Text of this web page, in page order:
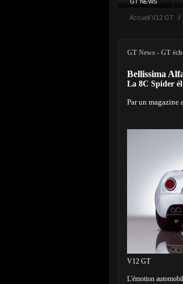
GT NEWS
Accueil V12 GT /
GT News - GT
Bellissima
La 8C Spider
Par un magazine
V12 GT
L'émotion